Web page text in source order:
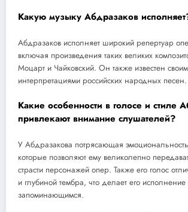
Какую музыку Абдразаков
Абдразаков исполняет широкий репертуар
включая произведения таких великих
Моцарт и Чайковский. Он также известен
интерпретациями российских народных песен.
Какие особенности в голосе и стиле
привлекают внимание слушателей?
У Абдразакова потрясающая
которые позволяют ему великолепно
страсти персонажей опер. Также его голос
и глубиной тембра, что делает его
запоминающимся.